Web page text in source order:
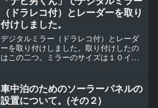
（ドラレコ付）とレーダーを取り
付けしました。
デジタルミラー（ドラレコ付）とレーダ
ーを取り付けしました。取り付けしたの
はこの二つ。ミラーのサイズは１０イン
る前一瞬暗くなって・・・。後ろが映る
ようになります。普通のミ...
車中泊のためのソーラーパネルの
設置について。(その２)